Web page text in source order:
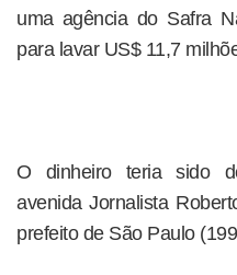
uma agência do Safra
para lavar US$ 11,7
O dinheiro teria sido
avenida Jornalista
prefeito de São Paulo